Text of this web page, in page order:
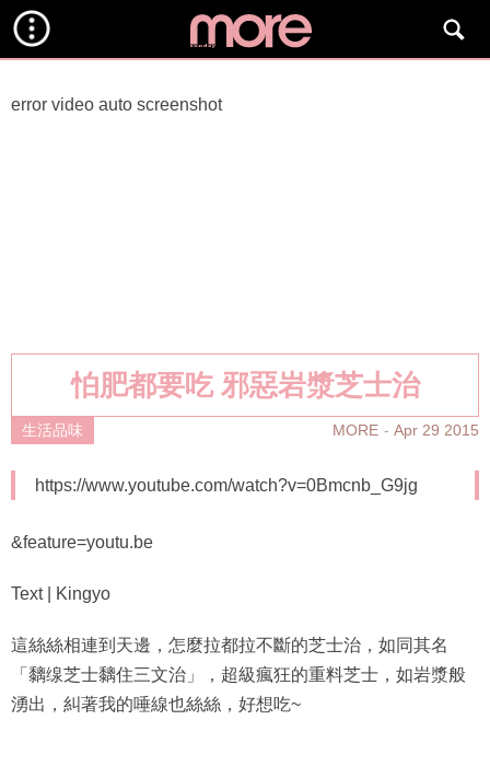
error video auto screenshot
怕肥都要吃 邪惡岩漿芝士治
生活品味 MORE Apr 29 2015
https://www.youtube.com/watch?v=0Bmcnb_G9jg
&feature=youtu.be
Text | Kingyo
這絲絲相連到天邊，怎麼拉都拉不斷的芝士治，如同其名
「黐缐芝士黐住三文治」，超級瘋狂的重料芝士，如岩漿般
湧出，糾著我的唾線也絲絲，好想吃~